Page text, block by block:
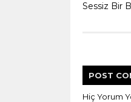
Sessiz Bir
POST
Hiç Yorum